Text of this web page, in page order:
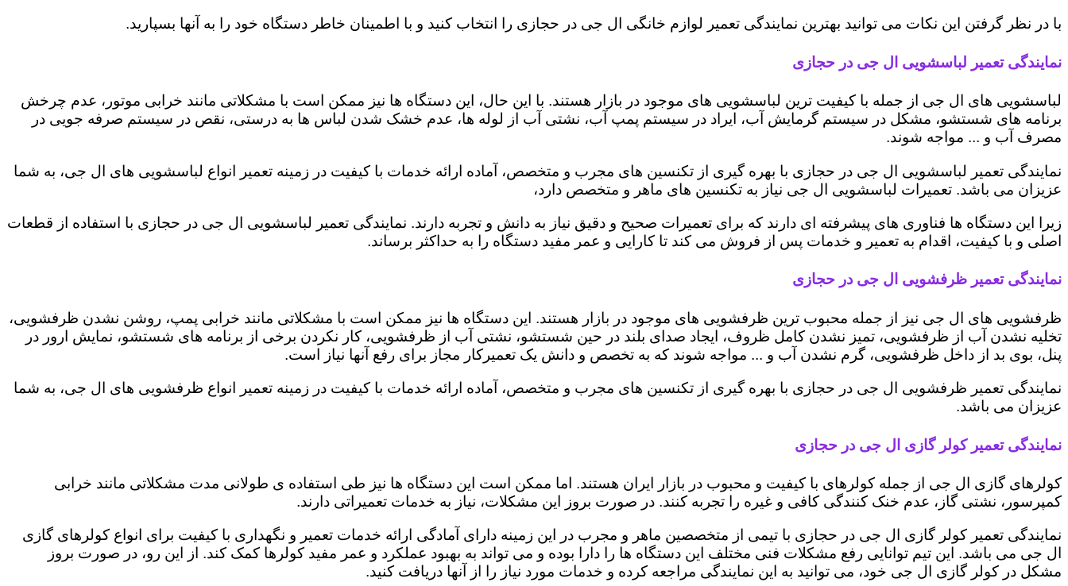
با در نظر گرفتن این نکات می توانید بهترین نمایندگی تعمیر لوازم خانگی ال جی در حجازی را انتخاب کنید و با اطمینان خاطر دستگاه خود را به آنها بسپارید.
نمایندگی تعمیر لباسشویی ال جی در حجازی
لباسشویی های ال جی از جمله با کیفیت ترین لباسشویی های موجود در بازار هستند. با این حال، این دستگاه ها نیز ممکن است با مشکلاتی مانند خرابی موتور، عدم چرخش
برنامه های شستشو، مشکل در سیستم گرمایش آب، ایراد در سیستم پمپ آب، نشتی آب از لوله ها، عدم خشک شدن لباس ها به درستی، نقص در سیستم صرفه جویی در
مصرف آب و ... مواجه شوند.
نمایندگی تعمیر لباسشویی ال جی در حجازی با بهره گیری از تکنسین های مجرب و متخصص، آماده ارائه خدمات با کیفیت در زمینه تعمیر انواع لباسشویی های ال جی، به شما
عزیزان می باشد. تعمیرات لباسشویی ال جی نیاز به تکنسین های ماهر و متخصص دارد،
زیرا این دستگاه ها فناوری های پیشرفته ای دارند که برای تعمیرات صحیح و دقیق نیاز به دانش و تجربه دارند. نمایندگی تعمیر لباسشویی ال جی در حجازی با استفاده از قطعات
اصلی و با کیفیت، اقدام به تعمیر و خدمات پس از فروش می کند تا کارایی و عمر مفید دستگاه را به حداکثر برساند.
نمایندگی تعمیر ظرفشویی ال جی در حجازی
ظرفشویی های ال جی نیز از جمله محبوب ترین ظرفشویی های موجود در بازار هستند. این دستگاه ها نیز ممکن است با مشکلاتی مانند خرابی پمپ، روشن نشدن ظرفشویی،
تخلیه نشدن آب از ظرفشویی، تمیز نشدن کامل ظروف، ایجاد صدای بلند در حین شستشو، نشتی آب از ظرفشویی، کار نکردن برخی از برنامه های شستشو، نمایش ارور در
پنل، بوی بد از داخل ظرفشویی، گرم نشدن آب و ... مواجه شوند که به تخصص و دانش یک تعمیرکار مجاز برای رفع آنها نیاز است.
نمایندگی تعمیر ظرفشویی ال جی در حجازی با بهره گیری از تکنسین های مجرب و متخصص، آماده ارائه خدمات با کیفیت در زمینه تعمیر انواع ظرفشویی های ال جی، به شما
عزیزان می باشد.
نمایندگی تعمیر کولر گازی ال جی در حجازی
کولرهای گازی ال جی از جمله کولرهای با کیفیت و محبوب در بازار ایران هستند. اما ممکن است این دستگاه ها نیز طی استفاده ی طولانی مدت مشکلاتی مانند خرابی
کمپرسور، نشتی گاز، عدم خنک کنندگی کافی و غیره را تجربه کنند. در صورت بروز این مشکلات، نیاز به خدمات تعمیراتی دارند.
نمایندگی تعمیر کولر گازی ال جی در حجازی با تیمی از متخصصین ماهر و مجرب در این زمینه دارای آمادگی ارائه خدمات تعمیر و نگهداری با کیفیت برای انواع کولرهای گازی
ال جی می باشد. این تیم توانایی رفع مشکلات فنی مختلف این دستگاه ها را دارا بوده و می تواند به بهبود عملکرد و عمر مفید کولرها کمک کند. از این رو، در صورت بروز
مشکل در کولر گازی ال جی خود، می توانید به این نمایندگی مراجعه کرده و خدمات مورد نیاز را از آنها دریافت کنید.